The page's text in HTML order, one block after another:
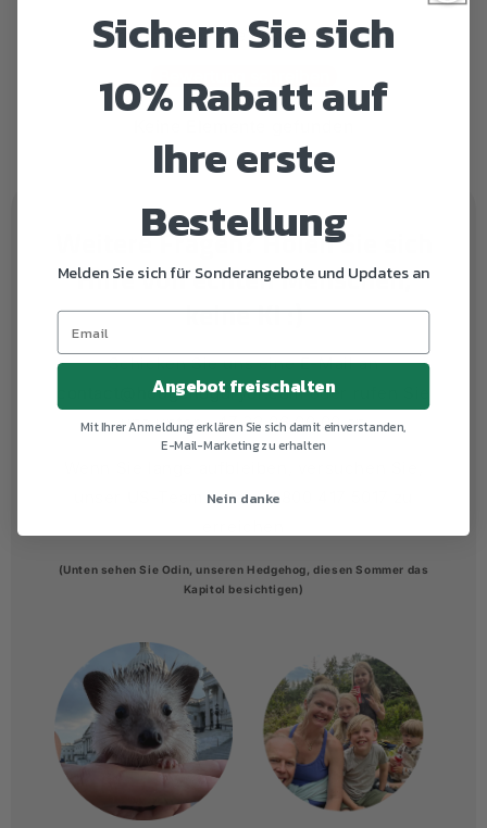
Schreiben Sie die erste Bewertung
Weitere Fragen? Holen Sie sich
Hilfe von echten Menschen,
keine KI :)
Schicken Sie uns eine E-Mail an
contact@hedgehogdryer.comoder rufen Sie
uns unter +47 32 06 00 00 an
unser US-Team unter +1 800 417 5017 zu
(Unten sehen Sie Odin, unseren Hedgehog, diesen Sommer das
Kapitol besichtigen)
Sichern Sie sich
10% Rabatt auf
Ihre erste
Bestellung
Melden Sie sich für Sonderangebote und Updates an
Angebot freischalten
Mit Ihrer Anmeldung erklären Sie sich damit einverstanden,
E-Mail-Marketing zu erhalten
Nein danke